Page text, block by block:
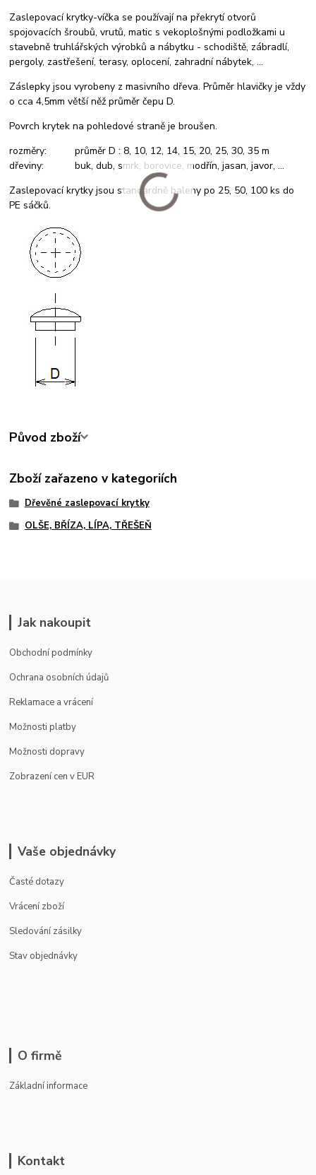
Zaslepovací krytky-víčka se používají na překrytí otvorů
spojovacích šroubů, vrutů, matic s vekoplošnými podložkami u
stavebně truhlářských výrobků a nábytku - schodiště, zábradlí,
pergoly, zastřešení, terasy, oplocení, zahradní nábytek, ...
Záslepky jsou vyrobeny z masivního dřeva. Průměr hlavičky je vždy
o cca 4,5mm větší něž průměr čepu D.
Povrch krytek na pohledové straně je broušen.
rozměry: průměr D : 8, 10, 12, 14, 15, 20, 25, 30, 35 m
dřeviny: buk, dub, smrk, borovice, modřín, jasan, javor, ...
Zaslepovací krytky jsou standardně baleny po 25, 50, 100 ks do
PE sáčků.
Původ zboží
Zboží zařazeno v kategoriích
Dřevěné zaslepovací krytky
OLŠE, BŘÍZA, LÍPA, TŘEŠEŇ
Jak nakoupit
Obchodní podmínky
Ochrana osobních údajů
Reklamace a vrácení
Možnosti platby
Možnosti dopravy
Zobrazení cen v EUR
Vaše objednávky
Časté dotazy
Vrácení zboží
Sledování zásilky
Stav objednávky
O firmě
Základní informace
Kontakt